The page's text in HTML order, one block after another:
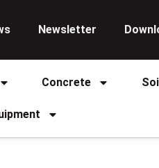
Newsletter
Concrete